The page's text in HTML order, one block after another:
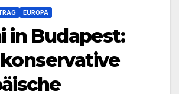
EUROPA
in Budapest: